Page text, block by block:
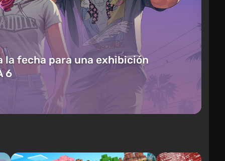
la fecha para una exhibición
6